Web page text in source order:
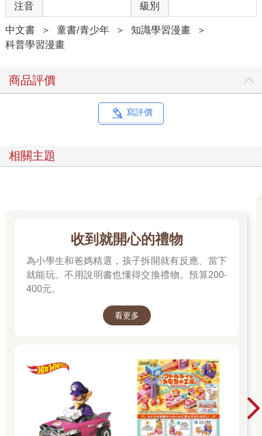
注音 級別
中文書 ＞ 童書/青少年 ＞ 知識學習漫畫
＞
科普學習漫畫
商品評價
寫評價
相關主題
收到就開心的禮物
為小學生和爸媽精選，孩子拆開就有反應、當下
就能玩、不用說明書也懂得交換禮物。預算200-
400元。
看更多